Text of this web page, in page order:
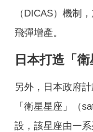
（DICAS）機制
飛彈增產。
日本打造「
另外，日本政府
「衛星星座」（
設，該星座由一